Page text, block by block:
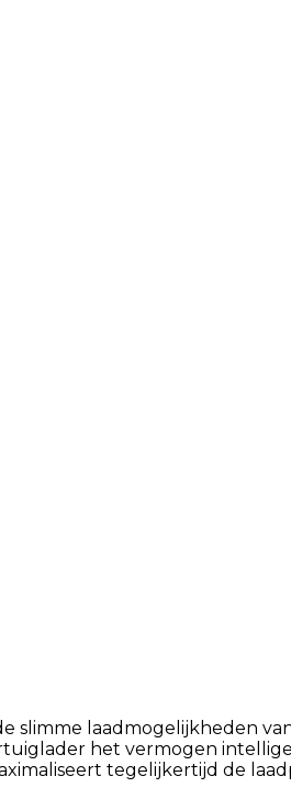
slimme laadmogelijkheden
het vermogen
tegelijkertijd de